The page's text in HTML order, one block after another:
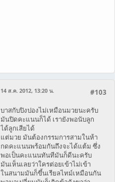
#103
14 ส.ค. 2012, 13:20 น.
บาสกับปิงปองไม่เหมือนมวยนะครับ
มันปิดคะแนนก็ได้ เรายังพอนับลูก
ได้ลูกเสียได้
แต่มวย มันต้องกรรมการสามในห้า
กดคะแนนพร้อมกันถึงจะได้แต้ม ซึ่ง
พอเป็นคะแนนทันทีมันก็ดีนะครับ
มันเห็นเลยว่าใครต่อยเข้าไม่เข้า
ในสนามมันก็ขึ้นเรียลไทม์เหมือนกัน